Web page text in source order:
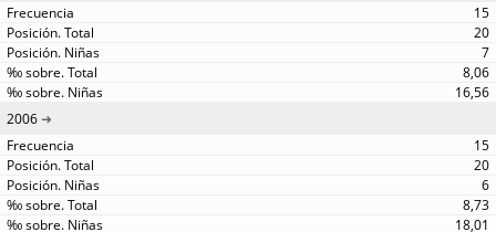
15
20
7
8,06
16,56
2006
15
20
6
8,73
18,01